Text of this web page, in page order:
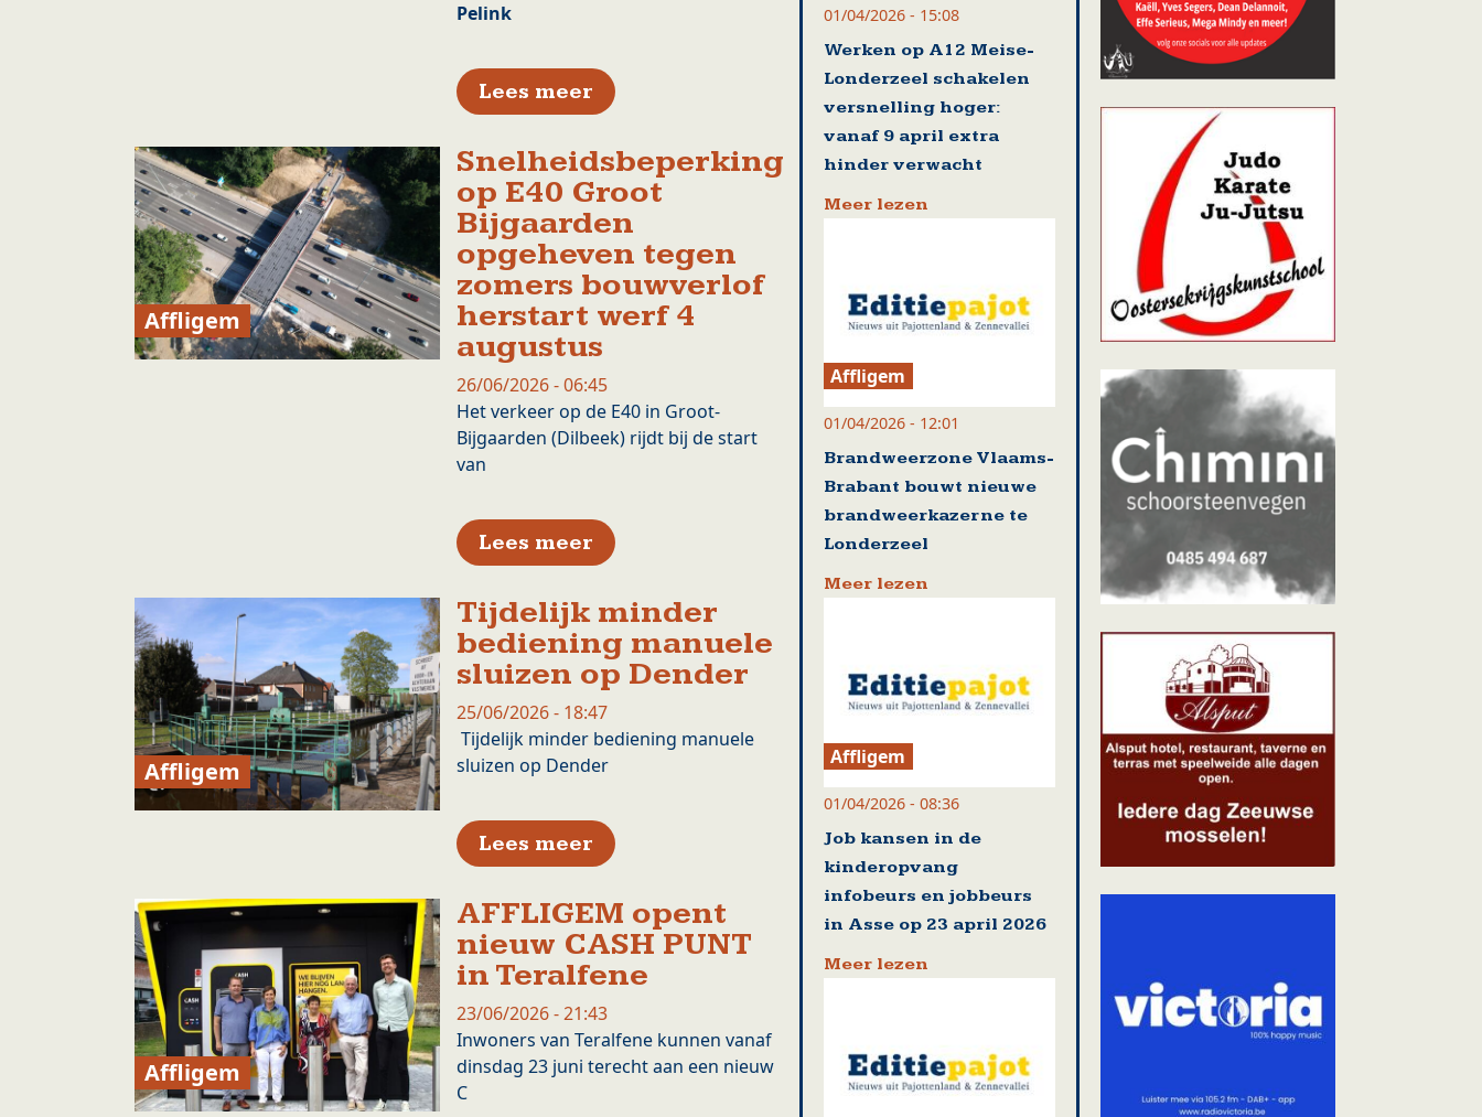
Pelink
Lees meerover Dringende oproep voor bepaalde inwoners van Affligem in verband met
Affligem
Snelheidsbeperking
op E40 Groot
Bijgaarden
opgeheven tegen
zomers bouwverlof
herstart werf 4
augustus
26/06/2026 - 06:45
Het verkeer op de E40 in Groot-
Bijgaarden (Dilbeek) rijdt bij de start
van
Lees meerover Snelheidsbeperking op E40 Groot Bijgaarden opgeheven tegen zomers
Affligem
Tijdelijk minder
bediening manuele
sluizen op Dender
25/06/2026 - 18:47
Tijdelijk minder bediening manuele
sluizen op Dender
Lees meerover Tijdelijk minder bediening manuele sluizen op Dender
Affligem
AFFLIGEM opent
nieuw CASH PUNT
in Teralfene
23/06/2026 - 21:43
Inwoners van Teralfene kunnen vanaf
dinsdag 23 juni terecht aan een nieuw
C
01/04/2026 - 15:08
Werken op A12 Meise-
Londerzeel schakelen
versnelling hoger:
vanaf 9 april extra
hinder verwacht
Meer lezen
Affligem
01/04/2026 - 12:01
Brandweerzone Vlaams-
Brabant bouwt nieuwe
brandweerkazerne te
Londerzeel
Meer lezen
Affligem
01/04/2026 - 08:36
Job kansen in de
kinderopvang
infobeurs en jobbeurs
in Asse op 23 april 2026
Meer lezen